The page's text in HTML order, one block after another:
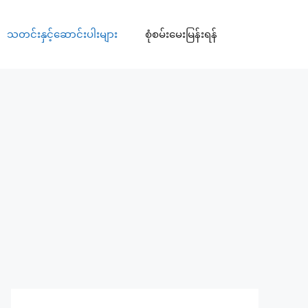
သတင်းနှင့်ဆောင်းပါးများ စုံစမ်းမေးမြန်းရန်